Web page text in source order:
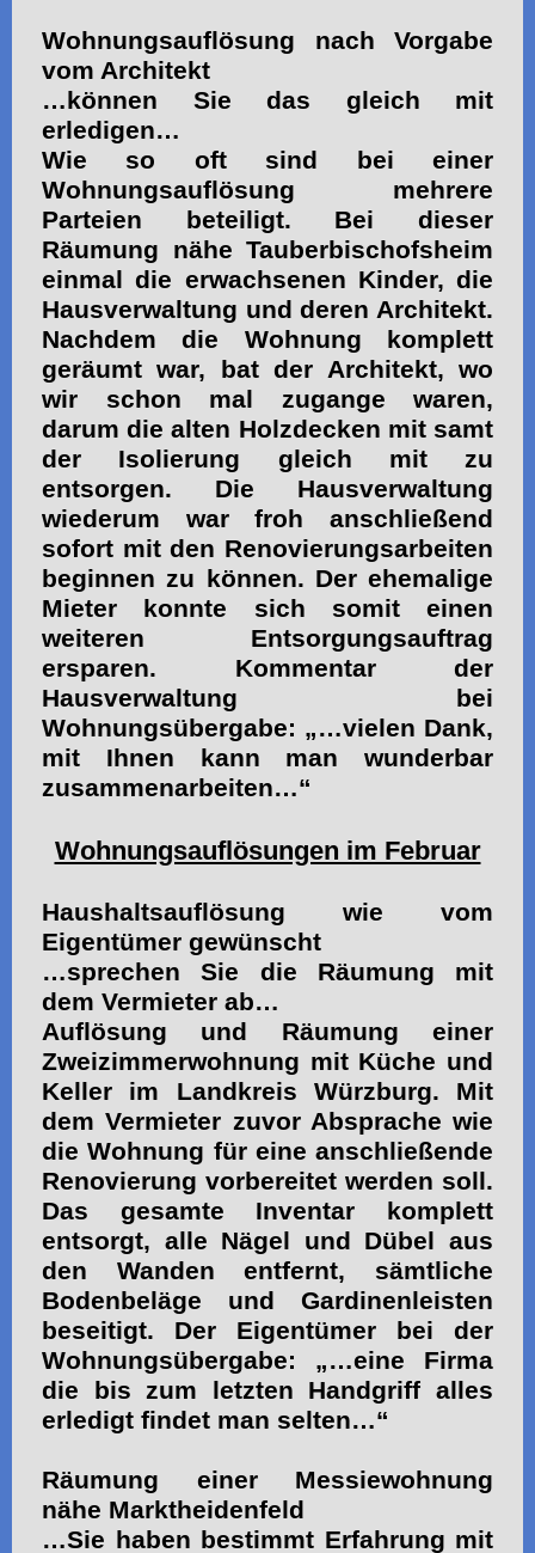
Wohnungsauflösung nach Vorgabe
vom Architekt
…können Sie das gleich mit
erledigen…
Wie so oft sind bei einer
Wohnungsauflösung mehrere
Parteien beteiligt. Bei dieser
Räumung nähe Tauberbischofsheim
einmal die erwachsenen Kinder, die
Hausverwaltung und deren Architekt.
Nachdem die Wohnung komplett
geräumt war, bat der Architekt, wo
wir schon mal zugange waren,
darum die alten Holzdecken mit samt
der Isolierung gleich mit zu
entsorgen. Die Hausverwaltung
wiederum war froh anschließend
sofort mit den Renovierungsarbeiten
beginnen zu können. Der ehemalige
Mieter konnte sich somit einen
weiteren Entsorgungsauftrag
ersparen. Kommentar der
Hausverwaltung bei
Wohnungsübergabe: „…vielen Dank,
mit Ihnen kann man wunderbar
zusammenarbeiten…“
Wohnungsauflösungen im Februar
Haushaltsauflösung wie vom
Eigentümer gewünscht
…sprechen Sie die Räumung mit
dem Vermieter ab…
Auflösung und Räumung einer
Zweizimmerwohnung mit Küche und
Keller im Landkreis Würzburg. Mit
dem Vermieter zuvor Absprache wie
die Wohnung für eine anschließende
Renovierung vorbereitet werden soll.
Das gesamte Inventar komplett
entsorgt, alle Nägel und Dübel aus
den Wanden entfernt, sämtliche
Bodenbeläge und Gardinenleisten
beseitigt. Der Eigentümer bei der
Wohnungsübergabe: „…eine Firma
die bis zum letzten Handgriff alles
erledigt findet man selten…“
Räumung einer Messiewohnung
nähe Marktheidenfeld
…Sie haben bestimmt Erfahrung mit